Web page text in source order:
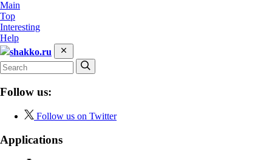
Main
Top
Interesting
Help
shakko.ru
Follow us:
Follow us on Twitter
Applications